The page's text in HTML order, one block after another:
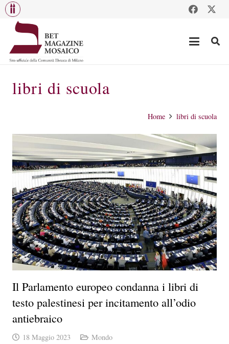
libri di scuola
Home libri di scuola
Il Parlamento europeo condanna i libri di
testo palestinesi per incitamento all’odio
antiebraico
18 Maggio 2023 Mondo